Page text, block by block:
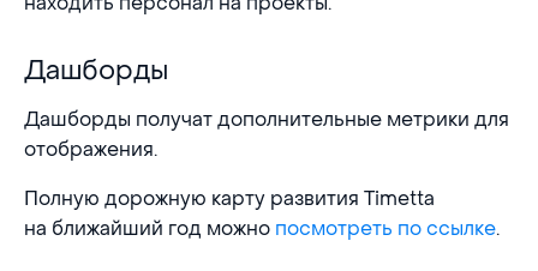
Дашборды
Дашборды
Дашборды получат дополнительные метрики для
отображения.
Полную дорожную карту развития Timetta
на ближайший год можно посмотреть по ссылке.